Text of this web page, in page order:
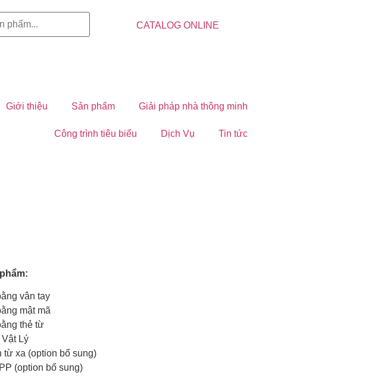
CATALOG ONLINE
Giới thiệu Sản phẩm Giải pháp nhà thông minh
Công trình tiêu biểu Dịch Vụ Tin tức
vân tay
mật mã
thẻ từ
Lý
từ xa (option bổ sung)
(option bổ sung)